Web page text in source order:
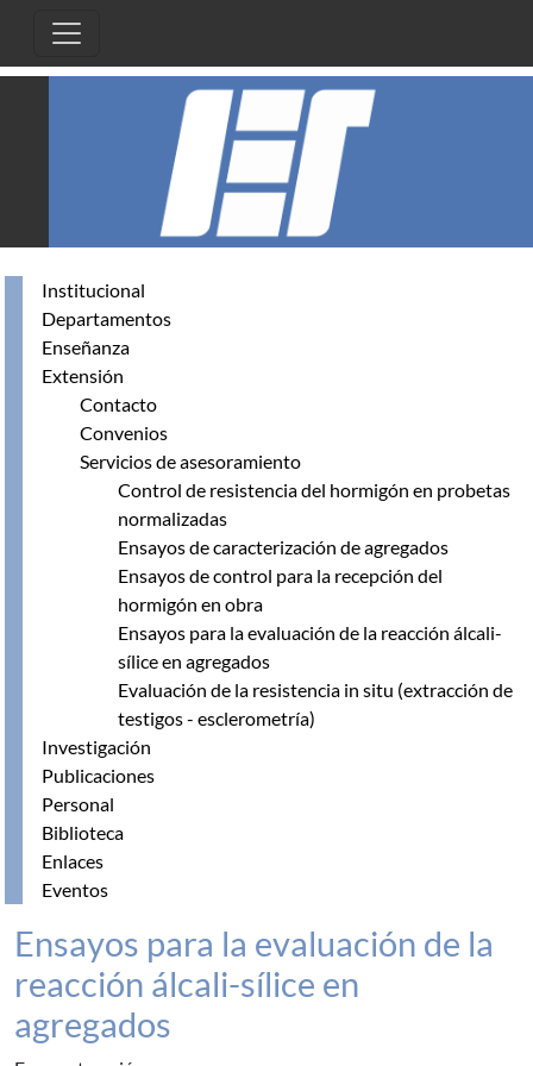
Institucional
Departamentos
Enseñanza
Extensión
Contacto
Convenios
Servicios de asesoramiento
Control de resistencia del hormigón en probetas
normalizadas
Ensayos de caracterización de agregados
Ensayos de control para la recepción del
hormigón en obra
Ensayos para la evaluación de la reacción álcali-
sílice en agregados
Evaluación de la resistencia in situ (extracción de
testigos - esclerometría)
Investigación
Publicaciones
Personal
Biblioteca
Enlaces
Eventos
Ensayos para la evaluación de la
reacción álcali-sílice en
agregados